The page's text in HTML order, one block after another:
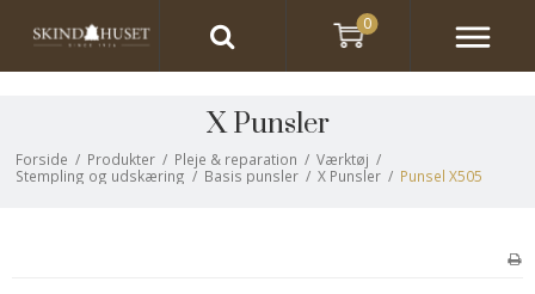
X Punsler
Forside / Produkter / Pleje & reparation / Værktøj /
Stempling og udskæring / Basis punsler / X Punsler / Punsel X505
0